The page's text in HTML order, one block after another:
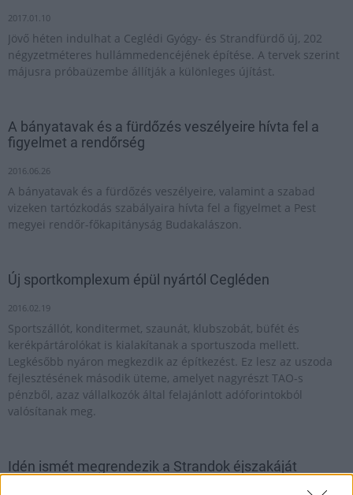
2017.01.10
Jövő héten indulhat a Ceglédi Gyógy- és Strandfürdő új, 202
négyzetméteres hullámmedencéjének építése. A tervek szerint
májusra próbaüzembe állítják a különleges újítást.
A bányatavak és a fürdőzés veszélyeire hívta fel a
figyelmet a rendőrség
2016.06.26
A bányatavak és a fürdőzés veszélyeire, valamint a szabad
vizeken tartózkodás szabályaira hívta fel a figyelmet a Pest
megyei rendőr-főkapitányság Budakalászon.
Új sportkomplexum épül nyártól Cegléden
2016.02.19
Sportszállót, konditermet, szaunát, klubszobát, büfét és
kerékpártárolókat is kialakítanak a sportuszoda mellett.
Legkésőbb nyáron megkezdik az építkezést. Ez lesz az uszoda
fejlesztésének második üteme, amelyet nagyrészt TAO-s
pénzből, azaz vállalkozók által felajánlott adóforintokból
valósítanak meg.
Idén ismét megrendezik a Strandok éjszakáját